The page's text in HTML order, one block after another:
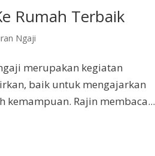
Rumah Terbaik
Ngaji
merupakan kegiatan
baik untuk mengajarkan
kemampuan. Rajin membaca...